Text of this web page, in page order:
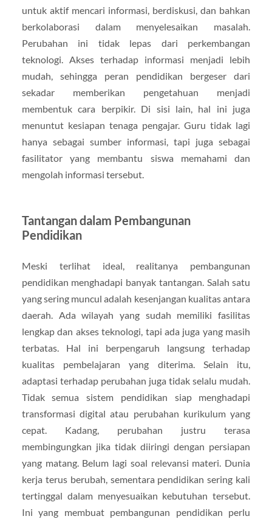
untuk aktif mencari informasi, berdiskusi, dan bahkan
berkolaborasi dalam menyelesaikan masalah.
Perubahan ini tidak lepas dari perkembangan
teknologi. Akses terhadap informasi menjadi lebih
mudah, sehingga peran pendidikan bergeser dari
sekadar memberikan pengetahuan menjadi
membentuk cara berpikir. Di sisi lain, hal ini juga
menuntut kesiapan tenaga pengajar. Guru tidak lagi
hanya sebagai sumber informasi, tapi juga sebagai
fasilitator yang membantu siswa memahami dan
mengolah informasi tersebut.
Tantangan dalam Pembangunan
Pendidikan
Meski terlihat ideal, realitanya pembangunan
pendidikan menghadapi banyak tantangan. Salah satu
yang sering muncul adalah kesenjangan kualitas antara
daerah. Ada wilayah yang sudah memiliki fasilitas
lengkap dan akses teknologi, tapi ada juga yang masih
terbatas. Hal ini berpengaruh langsung terhadap
kualitas pembelajaran yang diterima. Selain itu,
adaptasi terhadap perubahan juga tidak selalu mudah.
Tidak semua sistem pendidikan siap menghadapi
transformasi digital atau perubahan kurikulum yang
cepat. Kadang, perubahan justru terasa
membingungkan jika tidak diiringi dengan persiapan
yang matang. Belum lagi soal relevansi materi. Dunia
kerja terus berubah, sementara pendidikan sering kali
tertinggal dalam menyesuaikan kebutuhan tersebut.
Ini yang membuat pembangunan pendidikan perlu